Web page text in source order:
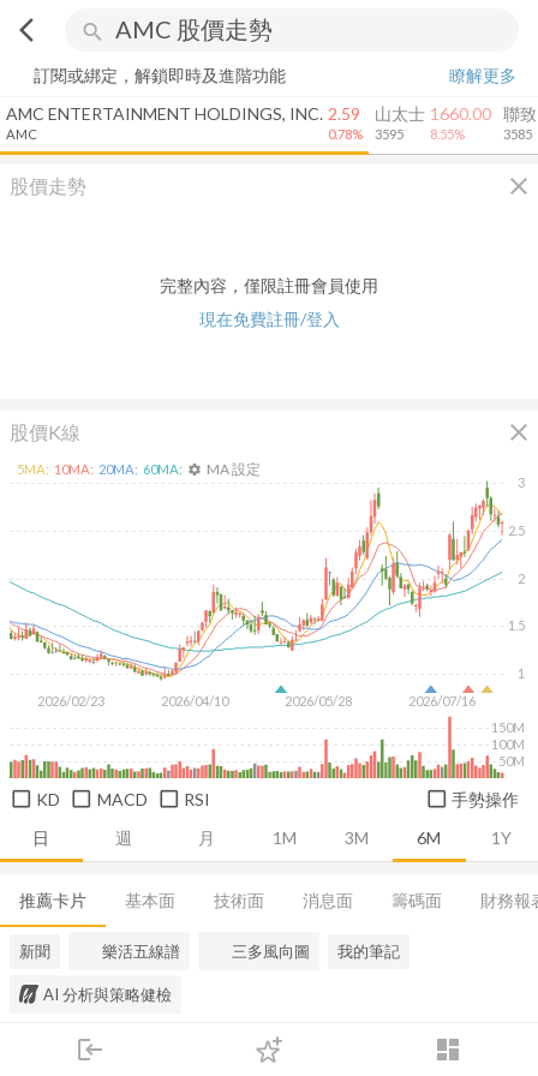
arrow_back_ios search
login dashboard
下單
訂閱或綁定，解鎖即時及進階功能
瞭解更多
AMC ENTERTAINMENT HOLDINGS, INC.
AMC
2.59
0.78%
山太士
3595
1660.00
8.55%
聯致
3585
股價走勢 close
完整內容，僅限註冊會員使用
現在免費註冊/登入
股價K線 close
日 週 月 1M 3M 6M 1Y
2026/02/23 2026/04/10 2026/05/28 2026/07/16
1
1.5
2
2.5
3
50M
100M
150M
5MA: 10MA: 20MA: 60MA: settings MA 設定
KD MACD RSI 手勢操作
推薦卡片 基本面 技術面 消息面 籌碼面 財務報
新聞 樂活五線譜 三多風向圖 我的筆記
AI 分析與策略健檢